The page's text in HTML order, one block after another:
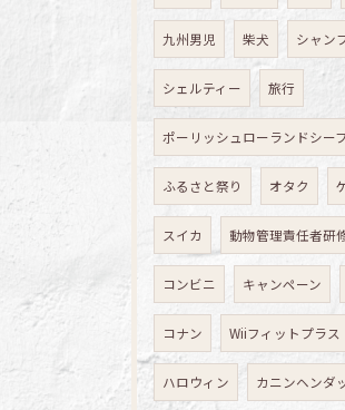
九州男児 柴犬 シャン
シェルティー 旅行
ポーリッシュローランドシー
ふるさと祭り オタク
スイカ 動物管理責任者研
コンビニ キャンペーン
コナン Wiiフィットプラス
ハロウィン カニンヘンダ